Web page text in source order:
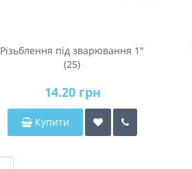
Різьблення під зварювання 1"
(25)
14.20 грн
Купити